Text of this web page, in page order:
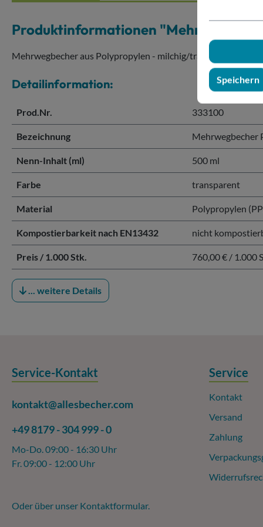
Produktinformationen
Mehrwegbecher aus Polypropylen - milchig/transparent (nicht
Detailinformation:
Prod.Nr. 333100
Bezeichnung Mehrwegbecher
Nenn-Inhalt (ml) 500 ml
Farbe transparent
Material Polypropylen
Kompostierbarkeit nach EN13432 nicht
Preis / 1.000 Stk. 760,00 € / 1.000
... weitere Details
Service-Kontakt
kontakt@allesbecher.com
+49 8179 - 304 999 - 0
Mo-Do. 09:00 - 16:30 Uhr
Fr. 09:00 - 12:00 Uhr
Oder über unser Kontaktformular.
Service
Kontakt
Versand
Zahlung
Speichern